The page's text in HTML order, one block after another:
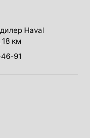
Haval
км
91